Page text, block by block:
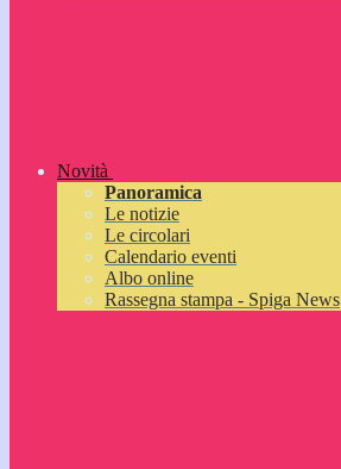
Novità
Panoramica
Le notizie
Le circolari
Calendario eventi
Albo online
Rassegna stampa - Spiga News